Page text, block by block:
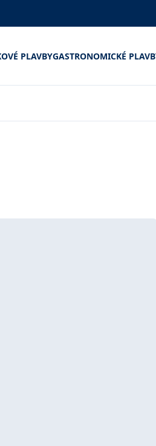
PLAVBYGASTRONOMICKÉ